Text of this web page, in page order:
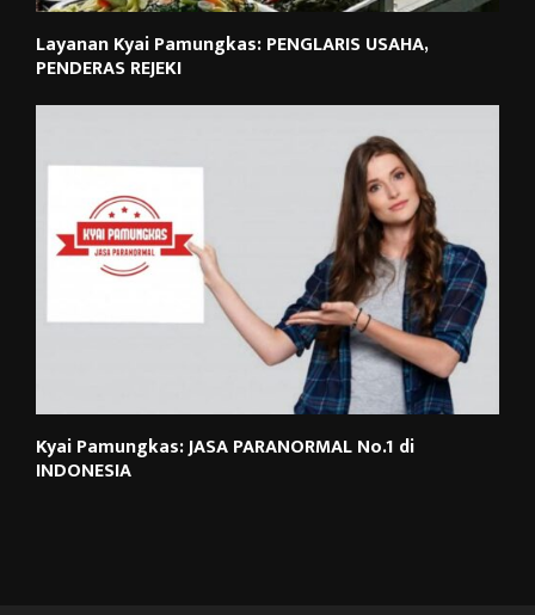
Layanan Kyai Pamungkas: PENGLARIS USAHA,
PENDERAS REJEKI
Kyai Pamungkas: JASA PARANORMAL No.1 di
INDONESIA